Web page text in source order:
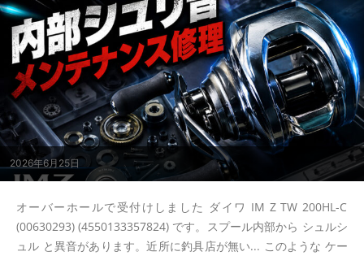
2026年6月25日
オーバーホールで受付けしました ダイワ IM Z TW 200HL-C
(00630293) (4550133357824) です。スプール内部から シュルシ
ュル と異音があります。近所に釣具店が無い... このような ケー